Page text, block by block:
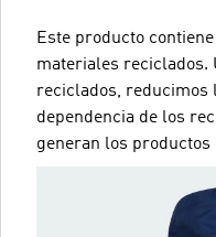
Este producto
materiales reciclados.
reciclados, reducimos
dependencia de los
generan los productos